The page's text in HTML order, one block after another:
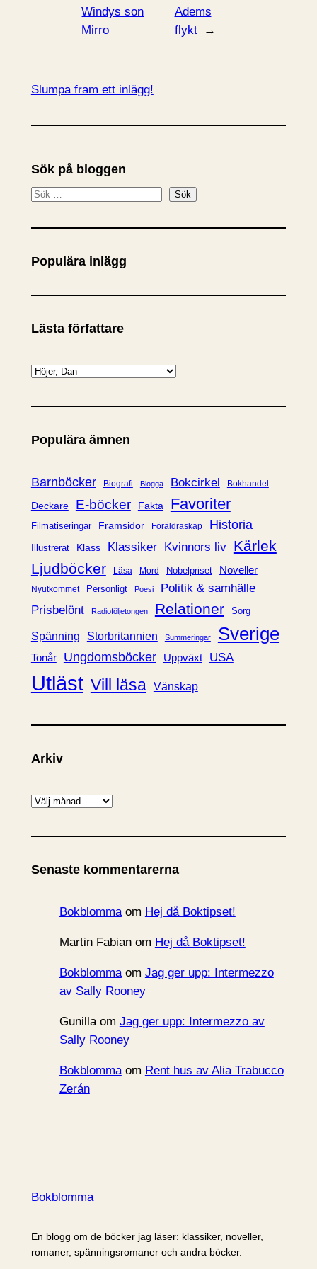
Windys son
Mirro
Adems
flykt
→
Slumpa fram ett inlägg!
Sök på bloggen
S
k
Sök
Populära inlägg
Lästa författare
K
t
g
r
i
Populära ämnen
Barnböcker Biografi Blogga Bokcirkel Bokhandel
Deckare E-böcker Fakta Favoriter
Filmatiseringar Framsidor Föräldraskap Historia
Illustrerat Klass Klassiker Kvinnors liv Kärlek
Ljudböcker
Läsa Mord Nobelpriset Noveller
Nyutkommet Personligt Poesi
Politik & samhälle
Prisbelönt
Radioföljetongen Relationer Sorg
Spänning Storbritannien Summeringar Sverige
Tonår Ungdomsböcker Uppväxt USA
Utläst Vill läsa Vänskap
Arkiv
A
k
v
Senaste kommentarerna
Bokblommaom Hej då Boktipset!
Martin Fabianom Hej då Boktipset!
Bokblommaom Jag ger upp: Intermezzo
av Sally Rooney
Gunillaom Jag ger upp: Intermezzo av
Sally Rooney
Bokblommaom Rent hus av Alia Trabucco
Zerán
Bokblomma
En blogg om de böcker jag läser: klassiker, noveller,
romaner, spänningsromaner och andra böcker.